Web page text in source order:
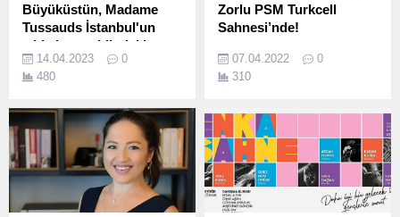
Büyüküstün, Madame
Tussauds İstanbul'un
yıldızlar geçidindeki
yerini aldı!
Yer aldığı her projede
ettiren sinema ve televizyon
dünyasının başarılı
oyuncusu Tuba
Büyüküstün’ün profesyonel
sanatçıların dokunuşlarıyla
tasarlanan balmumu figürü,
14.04.2023
0
480
Zorlu PSM Turkcell
Sahnesi’nde!
müziklerinin harmonisini
başarılı şekilde müziğine
zamandır beklenen
performansı ile 20 Nisan’da
Zorlu PSM Turkcell
Sahnesi’nde herkesin diline
dolanan kült şarkılarıyla
dinleyicilerine unutulmaz bir
07.04.2022
0
310